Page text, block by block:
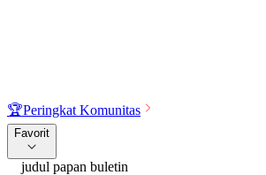
🏆Peringkat Komunitas
Favorit
judul papan buletin